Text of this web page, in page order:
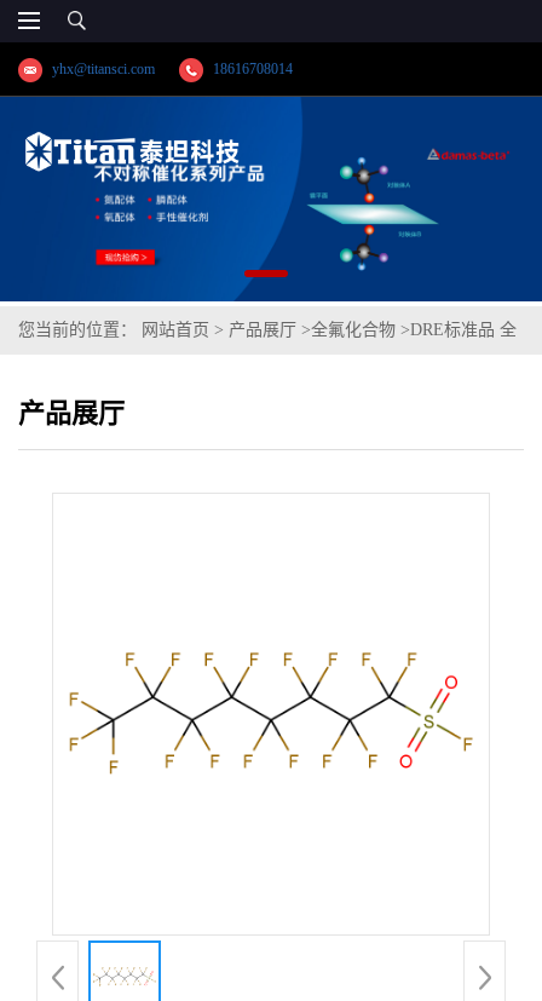
yhx@titansci.com 18616708014
您当前的位置： 网站首页 > 产品展厅 >全氟化合物 >DRE标准品 全
应）
产品展厅